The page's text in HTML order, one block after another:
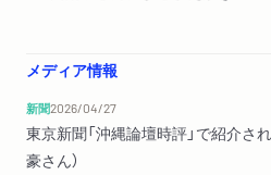
メディア情報
新聞2026/04/27
東京新聞「沖縄論壇時評」で紹介さ
豪さん）